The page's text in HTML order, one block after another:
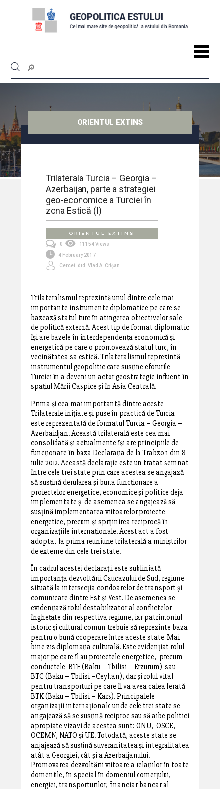
ORIENTUL EXTINS
Trilaterala Turcia – Georgia –
Azerbaijan, parte a strategiei
geo-economice a Turciei în
zona Estică (I)
ORIENTUL EXTINS
0
11154 Views
4 February 2017
Cercet. drd. Vlad A. Crișan
Trilateralismul reprezintă unul dintre cele mai
importante instrumente diplomatice pe care se
bazează statul turc în atingerea obiectivelor sale
de politică externă. Acest tip de format diplomatic
își are bazele în interdependența economică și
energetică pe care o promovează statul turc, în
vecinătatea sa estică. Trilateralismul reprezintă
instrumentul geopolitic care susține eforurile
Turciei în a deveni un actor geostrategic influent în
spațiul Mării Caspice și în Asia Centrală.
Prima și cea mai importantă dintre aceste
Trilaterale inițiate și puse în practică de Turcia
este reprezentată de formatul Turcia – Georgia –
Azerbaidjan. Această trilaterală este cea mai
consolidată și actualmente își are principiile de
funcționare în baza Declarația de la Trabzon din 8
iulie 2012. Această declarație este un tratat semnat
între cele trei state prin care acestea se angajază
să susțină derularea și buna funcționare a
proiectelor energetice, economice și politice deja
implementate și de asemenea se angajează să
susțină implementarea viitoarelor proiecte
energetice, precum și sprijinirea reciprocă în
organizațiile internaționale. Acest act a fost
adoptat la prima reuniune trilaterală a miniștrilor
de externe din cele trei state.
În cadrul acestei declarații este subliniată
importanța dezvoltării Caucazului de Sud, regiune
situată la intersecția coridoarelor de transport și
comunicare dintre Est și Vest. De asemenea se
evidențiază rolul destabilizator al conflictelor
înghețate din respectiva regiune, iar patrimoniul
istoric și cultural comun trebuie să reprezinte baza
pentru o bună cooperare între aceste state. Mai
bine zis diplomația culturală. Este evidențiat rolul
major pe care îl au proiectele energetice, precum
conductele BTE (Baku – Tbilisi – Erzurum) sau
BTC (Baku – Tbilisi –Ceyhan), dar și rolul vital
pentru transporturi pe care îl va avea calea ferată
BTK (Baku – Tbilisi – Kars). Principalele
organizații internaționale unde cele trei state se
angajează să se susțină reciproc sau să aibe politici
apropiate vizavi de acestea sunt: ONU, OSCE,
OCEMN, NATO și UE. Totodată, aceste state se
anjajează să susțină suveranitatea și integralitatea
atât a Georgiei, cât și a Azerbaijanului.
Promovarea dezvoltării viitoare a relațiilor în toate
domeniile, în special în domeniul comerțului,
energiei, transporturilor, financiar-bancar al